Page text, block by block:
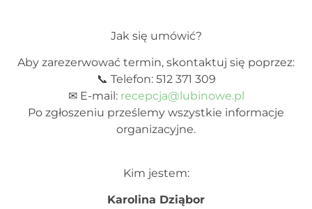
Jak się umówić?
Aby zarezerwować termin, skontaktuj się poprzez:
📞 Telefon: 512 371 309
✉ E-mail: recepcja@lubinowe.pl
Po zgłoszeniu prześlemy wszystkie informacje
organizacyjne.
Kim jestem:
Karolina Dziąbor